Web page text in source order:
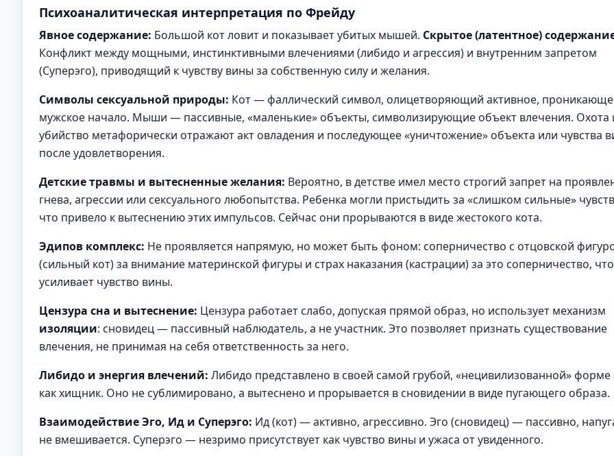
Психоаналитическая интерпретация по Фрейду
Явное содержание: Большой кот ловит и показывает убитых мышей. Скрытое (латентное)
Конфликт между мощными, инстинктивными влечениями (либидо и агрессия) и внутренним запретом
(Суперэго), приводящий к чувству вины за собственную силу и желания.
Символы сексуальной природы: Кот — фаллический символ, олицетворяющий активное,
мужское начало. Мыши — пассивные, «маленькие» объекты, символизирующие объект влечения. Охота
убийство метафорически отражают акт овладения и последующее «уничтожение» объекта или чувства
после удовлетворения.
Детские травмы и вытесненные желания: Вероятно, в детстве имел место строгий запрет на
гнева, агрессии или сексуального любопытства. Ребенка могли пристыдить за «слишком сильные»
что привело к вытеснению этих импульсов. Сейчас они прорываются в виде жестокого кота.
Эдипов комплекс: Не проявляется напрямую, но может быть фоном: соперничество с отцовской
(сильный кот) за внимание материнской фигуры и страх наказания (кастрации) за это соперничество, что
усиливает чувство вины.
Цензура сна и вытеснение: Цензура работает слабо, допуская прямой образ, но использует механизм
изоляции: сновидец — пассивный наблюдатель, а не участник. Это позволяет признать существование
влечения, не принимая на себя ответственность за него.
Либидо и энергия влечений: Либидо представлено в своей самой грубой, «нецивилизованной»
как хищник. Оно не сублимировано, а вытеснено и прорывается в сновидении в виде пугающего образа.
Взаимодействие Эго, Ид и Суперэго: Ид (кот) — активно, агрессивно. Эго (сновидец) — пассивно,
не вмешивается. Суперэго — незримо присутствует как чувство вины и ужаса от увиденного.